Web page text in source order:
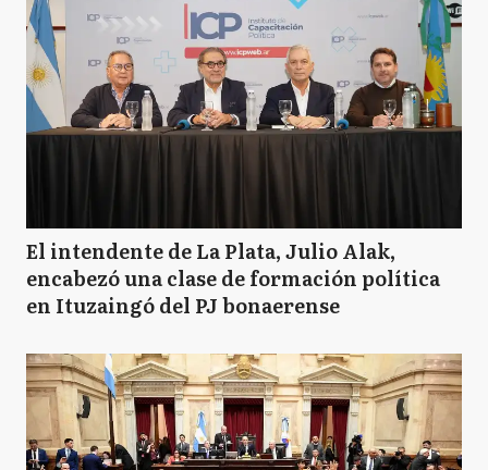
El intendente de La Plata, Julio Alak,
encabezó una clase de formación política
en Ituzaingó del PJ bonaerense